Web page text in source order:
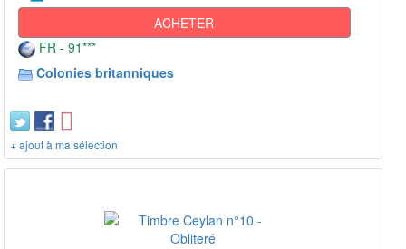
ACHETER
FR - 91***
Colonies britanniques
+ ajout à ma sélection